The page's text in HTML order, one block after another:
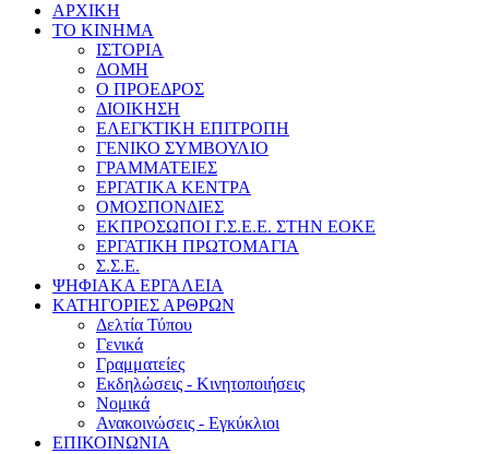
ΑΡΧΙΚΗ
ΤΟ ΚΙΝΗΜΑ
ΙΣΤΟΡΙΑ
ΔΟΜΗ
Ο ΠΡΟΕΔΡΟΣ
ΔΙΟΙΚΗΣΗ
ΕΛΕΓΚΤΙΚΗ ΕΠΙΤΡΟΠΗ
ΓΕΝΙΚΟ ΣΥΜΒΟΥΛΙΟ
ΓΡΑΜΜΑΤΕΙΕΣ
ΕΡΓΑΤΙΚΑ ΚΕΝΤΡΑ
ΟΜΟΣΠΟΝΔΙΕΣ
ΕΚΠΡΟΣΩΠΟΙ Γ.Σ.Ε.Ε. ΣΤΗΝ ΕΟΚΕ
ΕΡΓΑΤΙΚΗ ΠΡΩΤΟΜΑΓΙΑ
Σ.Σ.Ε.
ΨΗΦΙΑΚΑ ΕΡΓΑΛΕΙΑ
ΚΑΤΗΓΟΡΙΕΣ ΑΡΘΡΩΝ
Δελτία Τύπου
Γενικά
Γραμματείες
Εκδηλώσεις - Κινητοποιήσεις
Νομικά
Ανακοινώσεις - Εγκύκλιοι
ΕΠΙΚΟΙΝΩΝΙΑ